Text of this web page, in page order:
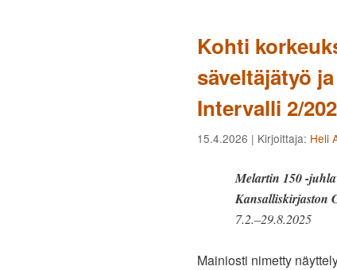
Kohti
säveltäjätyö
Intervalli 2/
15.4.2026 | Kirjoittaja: Heli
Melartin 150 -
Kansalliskirjaston
7.2.–29.8.2025
Mainiosti nimetty